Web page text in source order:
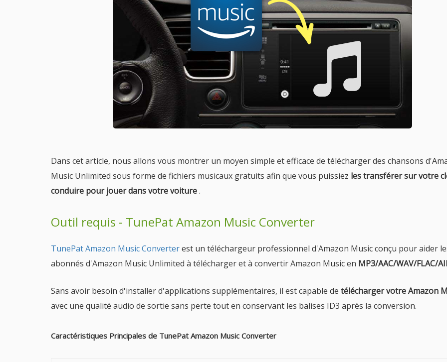
Dans cet article, nous allons vous montrer un moyen simple et efficace de télécharger des chansons
Music Unlimited sous forme de fichiers musicaux gratuits afin que vous puissiez les transférer sur votre
conduire pour jouer dans votre voiture.
Outil requis - TunePat Amazon Music Converter
TunePat Amazon Music Converterest un téléchargeur professionnel d'Amazon Music conçu pour aider
abonnés d'Amazon Music Unlimited à télécharger et à convertir Amazon Music en MP3/AAC/WAV/FLAC/
Sans avoir besoin d'installer d'applications supplémentaires, il est capable de télécharger votre Amazon
avec une qualité audio de sortie sans perte tout en conservant les balises ID3 après la conversion.
Caractéristiques Principales de TunePat Amazon Music Converter